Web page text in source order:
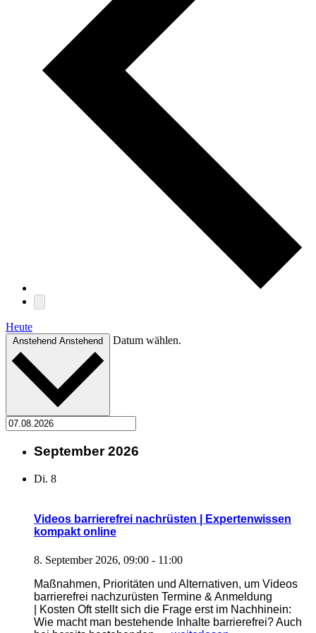
Heute
Anstehend Anstehend Datum wählen.
September 2026
Di. 8
Videos barrierefrei nachrüsten | Expertenwissen
kompakt online
8. September 2026, 09:00 - 11:00
Maßnahmen, Prioritäten und Alternativen, um Videos
barrierefrei nachzurüsten Termine & Anmeldung
| Kosten Oft stellt sich die Frage erst im Nachhinein:
Wie macht man bestehende Inhalte barrierefrei? Auch